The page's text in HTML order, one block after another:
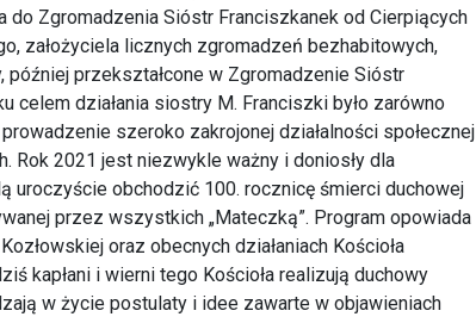
Zgromadzenia Sióstr Franciszkanek od Cierpiących
założyciela licznych zgromadzeń bezhabitowych,
później przekształcone w Zgromadzenie Sióstr
celem działania siostry M. Franciszki było zarówno
szeroko zakrojonej działalności społecznej
Rok 2021 jest niezwykle ważny i doniosły dla
uroczyście obchodzić 100. rocznicę śmierci duchowej
przez wszystkich „Mateczką”. Program opowiada
oraz obecnych działaniach Kościoła
kapłani i wierni tego Kościoła realizują duchowy
w życie postulaty i idee zawarte w objawieniach